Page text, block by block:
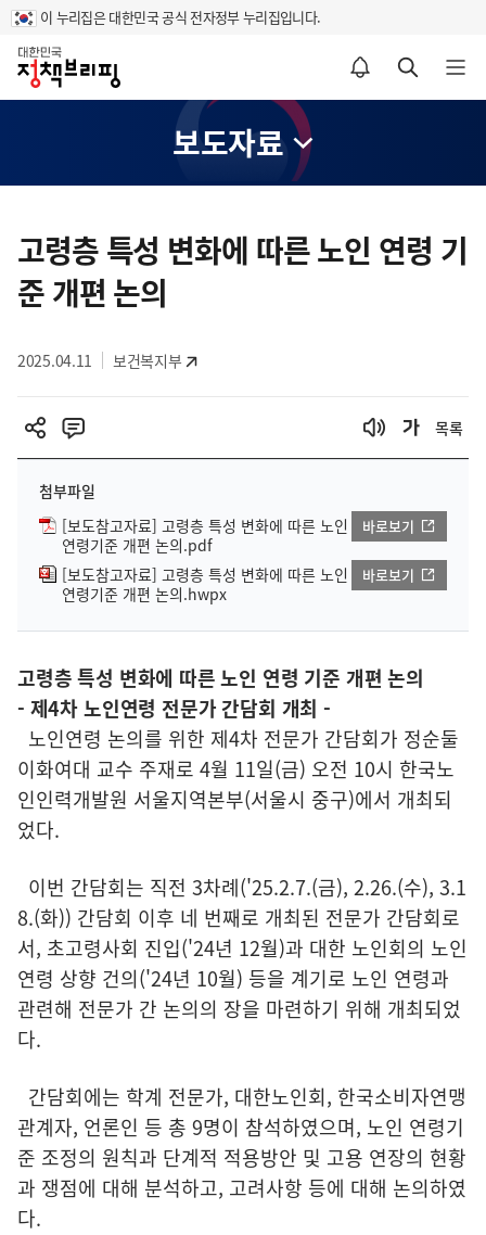
이 누리집은 대한민국 공식 전자정부 누리집입니다.
홈
알림설정 바로가기 검색 바로가기 메뉴 열기
보도자료
텐
츠
영
고령층 특성 변화에 따른 노인 연령 기
준 개편 논의
2025.04.11 보건복지부
목록
첨부파일
[보도참고자료] 고령층 특성 변화에 따른 노인
연령기준 개편 논의.pdf
바로보기
[보도참고자료] 고령층 특성 변화에 따른 노인
연령기준 개편 논의.hwpx
바로보기
고령층 특성 변화에 따른 노인 연령 기준 개편 논의
- 제4차 노인연령 전문가 간담회 개최 -
노인연령 논의를 위한 제4차 전문가 간담회가 정순둘
이화여대 교수 주재로 4월 11일(금) 오전 10시 한국노
인인력개발원 서울지역본부(서울시 중구)에서 개최되
었다.
이번 간담회는 직전 3차례('25.2.7.(금), 2.26.(수), 3.1
8.(화)) 간담회 이후 네 번째로 개최된 전문가 간담회로
서, 초고령사회 진입('24년 12월)과 대한 노인회의 노인
연령 상향 건의('24년 10월) 등을 계기로 노인 연령과
관련해 전문가 간 논의의 장을 마련하기 위해 개최되었
다.
간담회에는 학계 전문가, 대한노인회, 한국소비자연맹
관계자, 언론인 등 총 9명이 참석하였으며, 노인 연령기
준 조정의 원칙과 단계적 적용방안 및 고용 연장의 현황
과 쟁점에 대해 분석하고, 고려사항 등에 대해 논의하였
다.